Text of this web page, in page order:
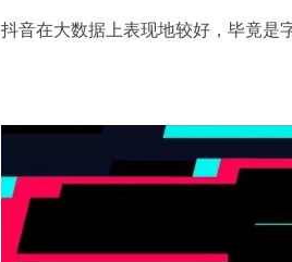
抖音在大数据上表现地较好，毕竟是